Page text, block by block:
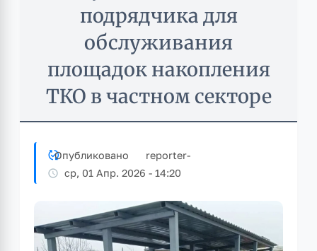
подрядчика для
обслуживания
площадок накопления
ТКО в частном секторе
Опубликовано reporter-
ср, 01 Апр. 2026 - 14:20